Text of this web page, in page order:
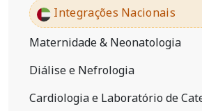
Integrações Nacionais
Maternidade & Neonatologia
Diálise e Nefrologia
Cardiologia e Laboratório de